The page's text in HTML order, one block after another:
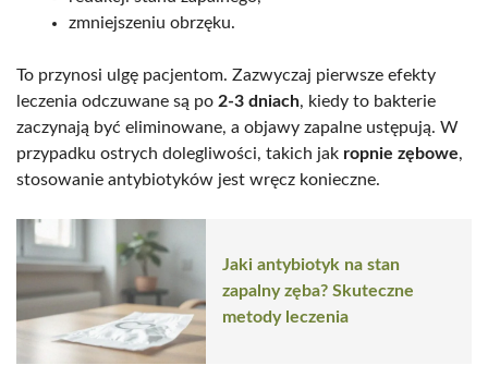
zmniejszeniu obrzęku.
To przynosi ulgę pacjentom. Zazwyczaj pierwsze efekty
leczenia odczuwane są po 2-3 dniach, kiedy to bakterie
zaczynają być eliminowane, a objawy zapalne ustępują. W
przypadku ostrych dolegliwości, takich jak ropnie zębowe,
stosowanie antybiotyków jest wręcz konieczne.
Jaki antybiotyk na stan
zapalny zęba? Skuteczne
metody leczenia